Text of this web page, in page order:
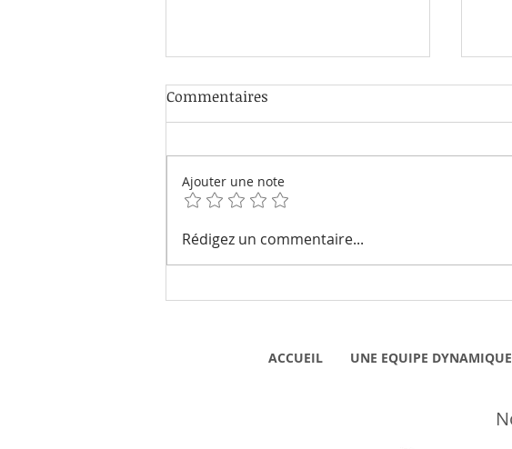
Les âmes en allées où s'en
Commentaires
Ajouter une note
Rédigez un commentaire...
ACCUEIL UNE EQUIPE DYNAMIQUE